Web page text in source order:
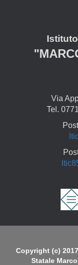
Via
Tel.
Copyright (c)
Statale